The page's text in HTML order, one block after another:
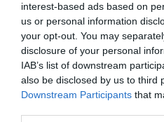
interest-based ads based on
us or personal information
your opt-out. You may
disclosure of your personal
IAB’s list of downstream
also be disclosed by us to third
Downstream Participants that